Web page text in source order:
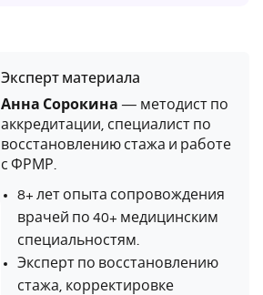
Эксперт материала
Анна Сорокина — методист по
аккредитации, специалист по
восстановлению стажа и работе
с ФРМР.
8+ лет опыта сопровождения
врачей по 40+ медицинским
специальностям.
Эксперт по восстановлению
стажа, корректировке